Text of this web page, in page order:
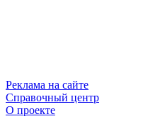
Реклама на сайте
Справочный центр
О проекте